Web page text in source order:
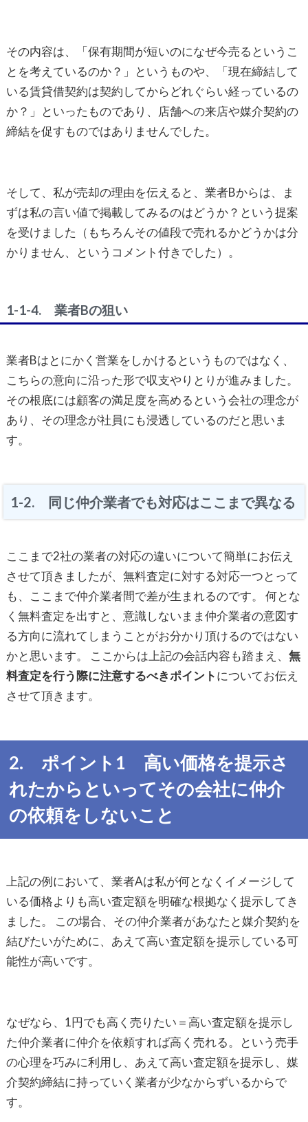
その内容は、「保有期間が短いのになぜ今売るというこ
とを考えているのか？」というものや、「現在締結して
いる賃貸借契約は契約してからどれぐらい経っているの
か？」といったものであり、店舗への来店や媒介契約の
締結を促すものではありませんでした。
そして、私が売却の理由を伝えると、業者Bからは、ま
ずは私の言い値で掲載してみるのはどうか？という提案
を受けました（もちろんその値段で売れるかどうかは分
かりません、というコメント付きでした）。
1-1-4. 業者Bの狙い
業者Bはとにかく営業をしかけるというものではなく、
こちらの意向に沿った形で収支やりとりが進みました。
その根底には顧客の満足度を高めるという会社の理念が
あり、その理念が社員にも浸透しているのだと思いま
す。
1-2. 同じ仲介業者でも対応はここまで異なる
ここまで2社の業者の対応の違いについて簡単にお伝え
させて頂きましたが、無料査定に対する対応一つとって
も、ここまで仲介業者間で差が生まれるのです。 何とな
く無料査定を出すと、意識しないまま仲介業者の意図す
る方向に流れてしまうことがお分かり頂けるのではない
かと思います。 ここからは上記の会話内容も踏まえ、 無
料査定を行う際に注意するべきポイントについてお伝え
させて頂きます。
2. ポイント1 高い価格を提示さ
れたからといってその会社に仲介
の依頼をしないこと
上記の例において、業者Aは私が何となくイメージして
いる価格よりも高い査定額を明確な根拠なく提示してき
ました。 この場合、その仲介業者があなたと媒介契約を
結びたいがために、あえて高い査定額を提示している可
能性が高いです。
なぜなら、1円でも高く売りたい＝高い査定額を提示し
た仲介業者に仲介を依頼すれば高く売れる。という売手
の心理を巧みに利用し、あえて高い査定額を提示し、媒
介契約締結に持っていく業者が少なからずいるからで
す。